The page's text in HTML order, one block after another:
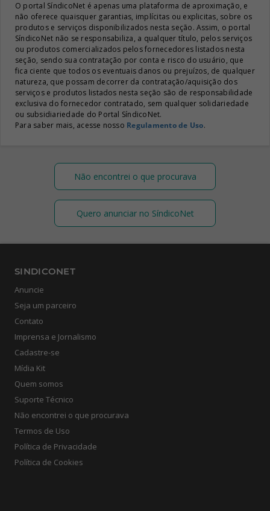
O portal SíndicoNet é apenas uma plataforma de aproximação, e
não oferece quaisquer garantias, implícitas ou explicitas, sobre os
produtos e serviços disponibilizados nesta seção. Assim, o portal
SíndicoNet não se responsabiliza, a qualquer título, pelos serviços
ou produtos comercializados pelos fornecedores listados nesta
seção, sendo sua contratação por conta e risco do usuário, que
fica ciente que todos os eventuais danos ou prejuízos, de qualquer
natureza, que possam decorrer da contratação/aquisição dos
serviços e produtos listados nesta seção são de responsabilidade
exclusiva do fornecedor contratado, sem qualquer solidariedade
ou subsidiariedade do Portal SíndicoNet.
Para saber mais, acesse nosso Regulamento de Uso.
Não encontrei o que procurava
Quero anunciar no SíndicoNet
SINDICONET
Anuncie
Seja um parceiro
Contato
Imprensa e Jornalismo
Cadastre-se
Mídia Kit
Quem somos
Suporte Técnico
Não encontrei o que procurava
Termos de Uso
Política de Privacidade
Política de Cookies